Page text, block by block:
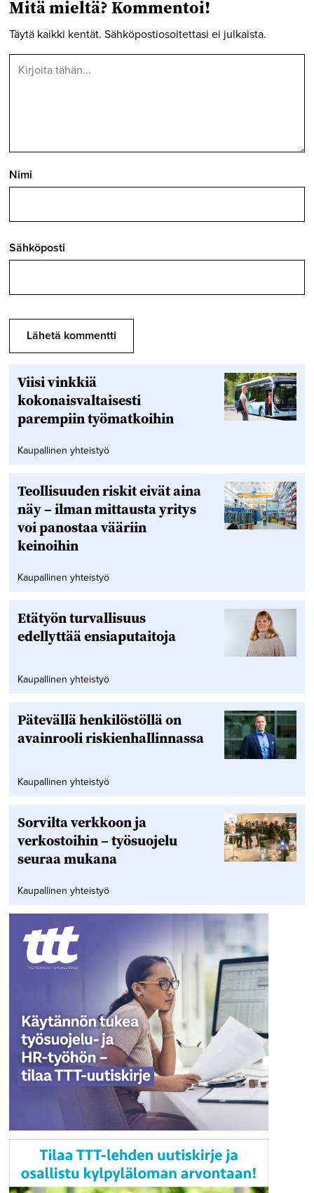
Mitä mieltä? Kommentoi!
Täytä kaikki kentät. Sähköpostiosoitettasi ei julkaista.
Nimi
Sähköposti
Viisi vinkkiä
kokonaisvaltaisesti
parempiin työmatkoihin
Kaupallinen yhteistyö
Teollisuuden riskit eivät aina
näy – ilman mittausta yritys
voi panostaa vääriin
keinoihin
Kaupallinen yhteistyö
Etätyön turvallisuus
edellyttää ensiaputaitoja
Kaupallinen yhteistyö
Pätevällä henkilöstöllä on
avainrooli riskienhallinnassa
Kaupallinen yhteistyö
Sorvilta verkkoon ja
verkostoihin – työsuojelu
seuraa mukana
Kaupallinen yhteistyö